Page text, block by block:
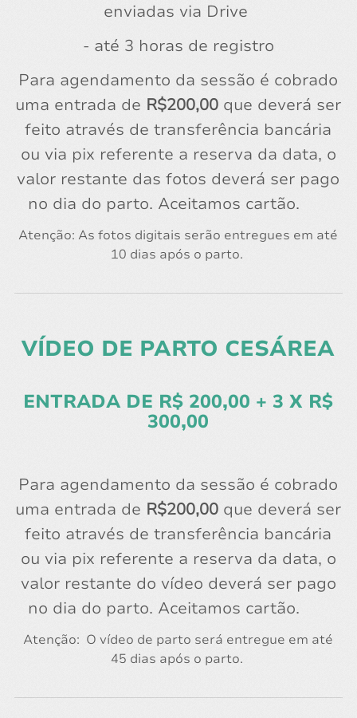
enviadas via Drive
- até 3 horas de registro
Para agendamento da sessão é cobrado
uma entrada de R$200,00 que deverá ser
feito através de transferência bancária
ou via pix referente a reserva da data, o
valor restante das fotos deverá ser pago
no dia do parto. Aceitamos cartão.
Atenção: As fotos digitais serão entregues em até
10 dias após o parto.
VÍDEO DE PARTO CESÁREA
ENTRADA DE R$ 200,00 + 3 X R$
300,00
Para agendamento da sessão é cobrado
uma entrada de R$200,00 que deverá ser
feito através de transferência bancária
ou via pix referente a reserva da data, o
valor restante do vídeo deverá ser pago
no dia do parto. Aceitamos cartão.
Atenção: O vídeo de parto será entregue em até
45 dias após o parto.